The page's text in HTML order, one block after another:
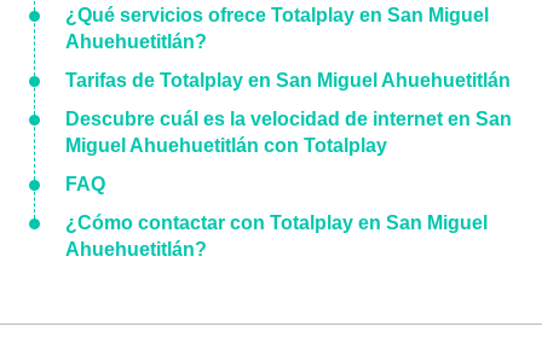
¿Qué servicios ofrece Totalplay en San Miguel
Ahuehuetitlán?
Tarifas de Totalplay en San Miguel Ahuehuetitlán
Descubre cuál es la velocidad de internet en San
Miguel Ahuehuetitlán con Totalplay
FAQ
¿Cómo contactar con Totalplay en San Miguel
Ahuehuetitlán?